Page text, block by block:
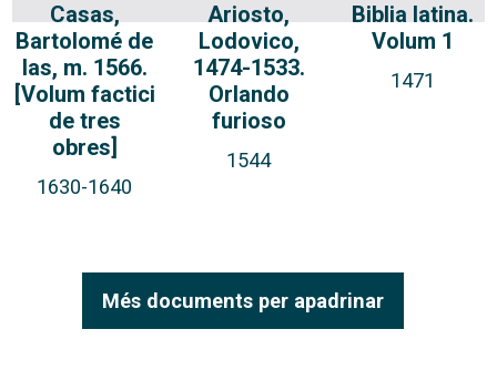
Casas,
Bartolomé de
las, m. 1566.
[Volum factici
de tres
obres]
1630-1640
Ariosto,
Lodovico,
1474-1533.
Orlando
furioso
1544
Biblia latina.
Volum 1
1471
Més documents per apadrinar